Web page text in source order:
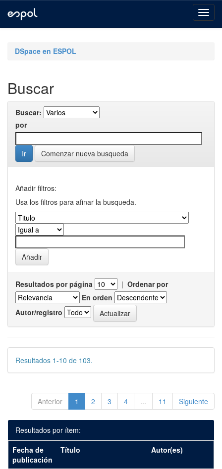
navigationDSpace en ESPOL
Buscar
Buscar:
por
Comenzar nueva busqueda
Añadir filtros:
Usa los filtros para afinar la busqueda.
Resultados por página | Ordenar por
En orden
Autor/registro
Resultados 1-10 de 103.
Anterior 1 2 3 4 ... 11 Siguiente
Resultados por ítem:
Fecha de
publicación
Título Autor(es)